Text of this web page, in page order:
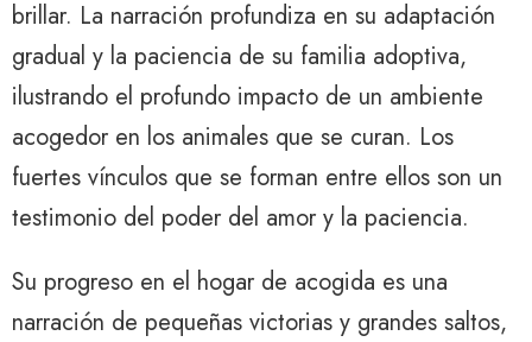
brillar. La narración profundiza en su adaptación
gradual y la paciencia de su familia adoptiva,
ilustrando el profundo impacto de un ambiente
acogedor en los animales que se curan. Los
fuertes vínculos que se forman entre ellos son un
testimonio del poder del amor y la paciencia.
Su progreso en el hogar de acogida es una
narración de pequeñas victorias y grandes saltos,